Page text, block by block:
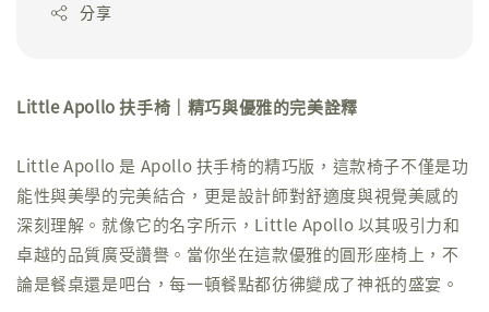
分享
Little Apollo 扶手椅｜精巧與優雅的完美詮釋
Little Apollo 是 Apollo 扶手椅的精巧版，這款椅子不僅是功
能性與美學的完美結合，更是設計師對舒適度與視覺美感的
深刻理解。就像它的名字所示，Little Apollo 以其吸引力和
卓越的品質廣受讚譽。當你坐在這款優雅的圓形座椅上，不
論是餐桌還是吧台，每一頓餐點都彷彿變成了神祇的盛宴。